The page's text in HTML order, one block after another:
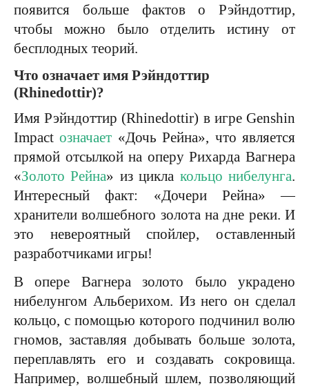
появится больше фактов о Рэйндоттир,
чтобы можно было отделить истину от
бесплодных теорий.
Что означает имя Рэйндоттир
(Rhinedottir)?
Имя Рэйндоттир (Rhinedottir) в игре Genshin
Impactозначает «Дочь Рейна», что является
прямой отсылкой на оперу Рихарда Вагнера
«Золото Рейна» из цикла кольцо нибелунга.
Интересный факт: «Дочери Рейна» —
хранители волшебного золота на дне реки. И
это невероятный спойлер, оставленный
разработчиками игры!
В опере Вагнера золото было украдено
нибелунгом Альберихом. Из него он сделал
кольцо, с помощью которого подчинил волю
гномов, заставляя добывать больше золота,
переплавлять его и создавать сокровища.
Например, волшебный шлем, позволяющий